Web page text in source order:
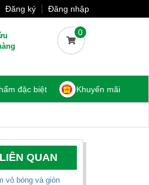
Đăng ký Đăng nhập
0
đặc biệt Khuyến mãi
QUAN
vỏ bóng và giòn